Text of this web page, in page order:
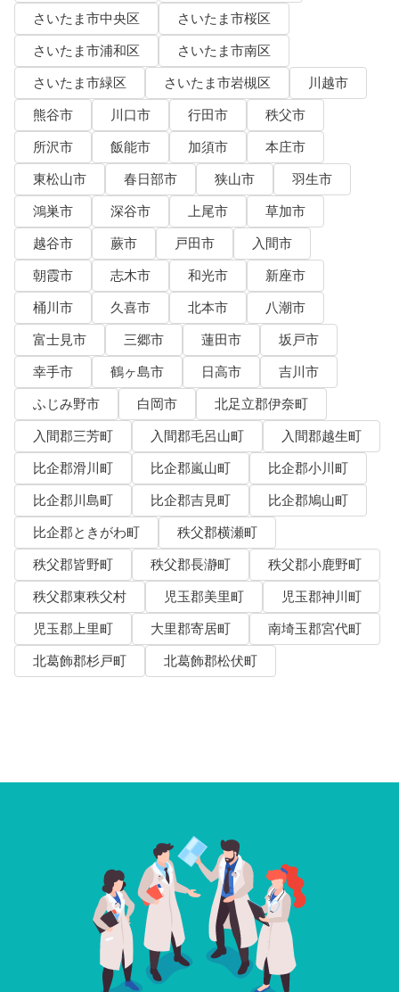
さいたま市中央区
さいたま市桜区
さいたま市浦和区
さいたま市南区
さいたま市緑区
さいたま市岩槻区
川越市
熊谷市
川口市 行田市
秩父市
所沢市
飯能市 加須市
本庄市
東松山市
春日部市 狭山市
羽生市
鴻巣市
深谷市 上尾市
草加市
越谷市
蕨市 戸田市
入間市
朝霞市
志木市 和光市
新座市
桶川市
久喜市 北本市
八潮市
富士見市
三郷市 蓮田市
坂戸市
幸手市
鶴ヶ島市 日高市
吉川市
ふじみ野市
白岡市
北足立郡伊奈町
入間郡三芳町
入間郡毛呂山町
入間郡越生町
比企郡滑川町
比企郡嵐山町
比企郡小川町
比企郡川島町
比企郡吉見町
比企郡鳩山町
比企郡ときがわ町
秩父郡横瀬町
秩父郡皆野町
秩父郡長瀞町
秩父郡小鹿野町
秩父郡東秩父村
児玉郡美里町
児玉郡神川町
児玉郡上里町
大里郡寄居町
南埼玉郡宮代町
北葛飾郡杉戸町
北葛飾郡松伏町